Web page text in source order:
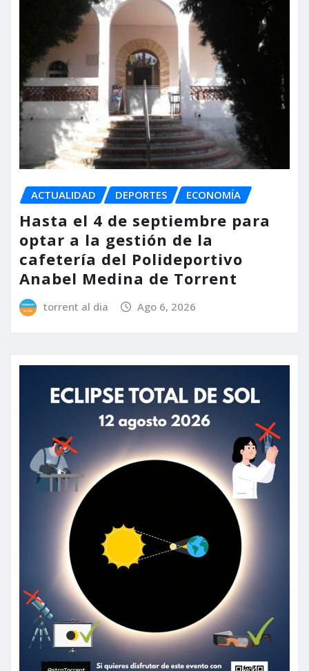
ACTUALIDAD DEPORTES ECONOMÍA
Hasta el 4 de septiembre para
optar a la gestión de la
cafetería del Polideportivo
Anabel Medina de Torrent
torrent al dia Ago 6, 2026